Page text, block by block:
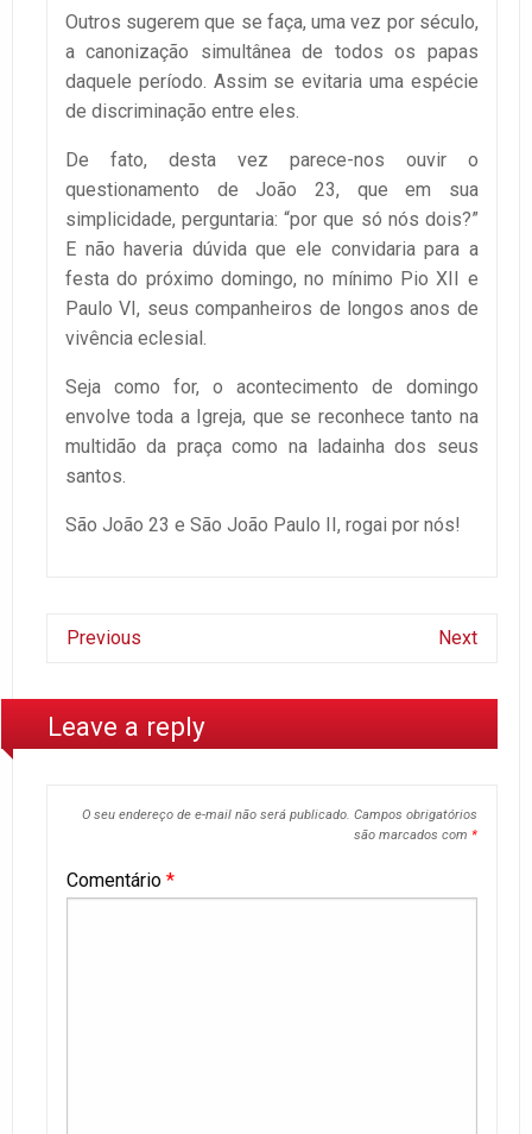
Outros sugerem que se faça, uma vez por século,
a canonização simultânea de todos os papas
daquele período. Assim se evitaria uma espécie
de discriminação entre eles.
De fato, desta vez parece-nos ouvir o
questionamento de João 23, que em sua
simplicidade, perguntaria: “por que só nós dois?”
E não haveria dúvida que ele convidaria para a
festa do próximo domingo, no mínimo Pio XII e
Paulo VI, seus companheiros de longos anos de
vivência eclesial.
Seja como for, o acontecimento de domingo
envolve toda a Igreja, que se reconhece tanto na
multidão da praça como na ladainha dos seus
santos.
São João 23 e São João Paulo II, rogai por nós!
Previous Next
Leave a reply
O seu endereço de e-mail não será publicado. Campos obrigatórios
são marcados com *
Comentário *